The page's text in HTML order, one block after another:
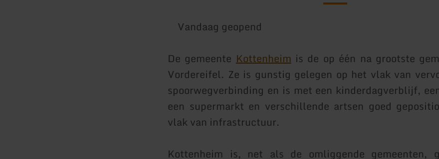
Vandaag geopend
De gemeente Kottenheimis de op één na grootste
Vordereifel. Ze is gunstig gelegen op het vlak van
spoorwegverbinding en is met een kinderdagverblijf,
een supermarkt en verschillende artsen goed
vlak van infrastructuur.
Kottenheim is, net als de omliggende gemeenten,